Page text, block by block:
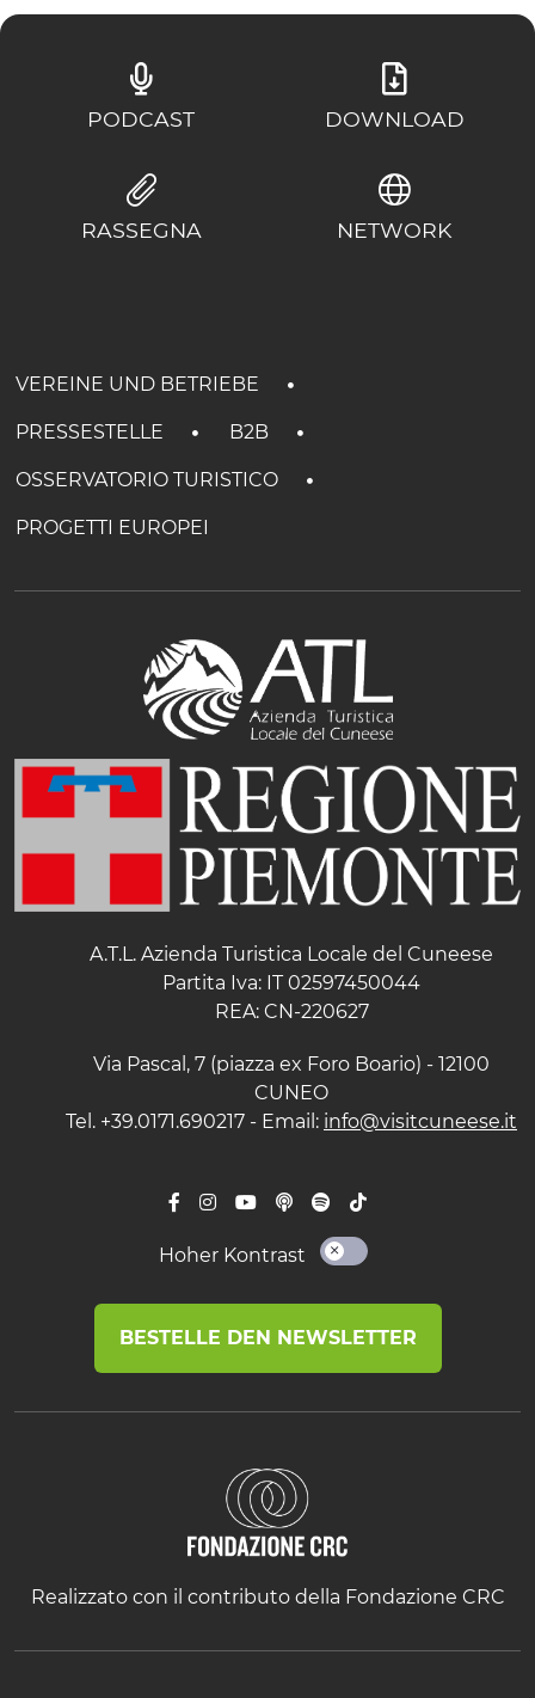
PODCAST DOWNLOAD
RASSEGNA NETWORK
VEREINE UND BETRIEBE
PRESSESTELLE B2B
OSSERVATORIO TURISTICO
PROGETTI EUROPEI
A.T.L. Azienda Turistica Locale del Cuneese
Partita Iva: IT 02597450044
REA: CN-220627
Via Pascal, 7 (piazza ex Foro Boario) - 12100
CUNEO
Tel. +39.0171.690217 - Email: info@visitcuneese.it
Hoher Kontrast
BESTELLE DEN NEWSLETTER
Realizzato con il contributo della Fondazione CRC